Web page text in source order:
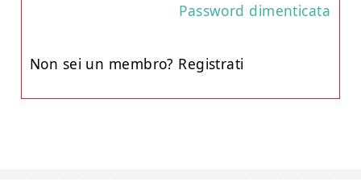
Password dimenticata
Non sei un membro? Registrati